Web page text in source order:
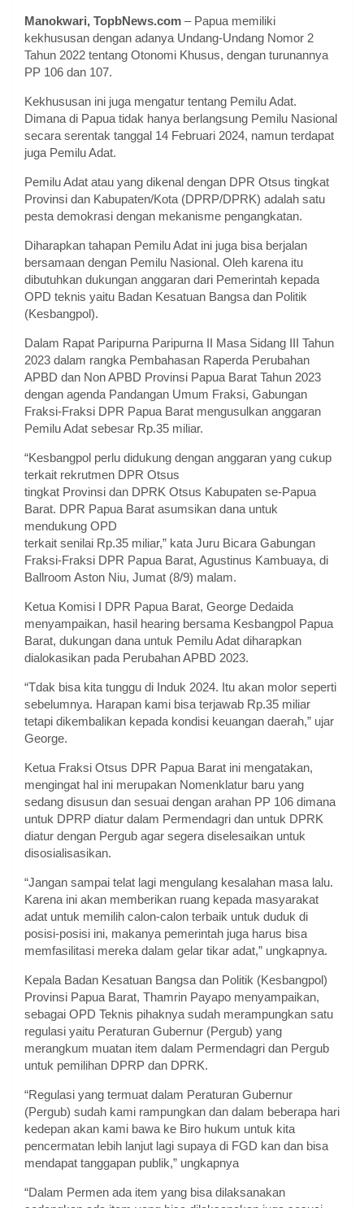
Manokwari, TopbNews.com – Papua memiliki
kekhususan dengan adanya Undang-Undang Nomor 2
Tahun 2022 tentang Otonomi Khusus, dengan turunannya
PP 106 dan 107.
Kekhususan ini juga mengatur tentang Pemilu Adat.
Dimana di Papua tidak hanya berlangsung Pemilu Nasional
secara serentak tanggal 14 Februari 2024, namun terdapat
juga Pemilu Adat.
Pemilu Adat atau yang dikenal dengan DPR Otsus tingkat
Provinsi dan Kabupaten/Kota (DPRP/DPRK) adalah satu
pesta demokrasi dengan mekanisme pengangkatan.
Diharapkan tahapan Pemilu Adat ini juga bisa berjalan
bersamaan dengan Pemilu Nasional. Oleh karena itu
dibutuhkan dukungan anggaran dari Pemerintah kepada
OPD teknis yaitu Badan Kesatuan Bangsa dan Politik
(Kesbangpol).
Dalam Rapat Paripurna Paripurna II Masa Sidang III Tahun
2023 dalam rangka Pembahasan Raperda Perubahan
APBD dan Non APBD Provinsi Papua Barat Tahun 2023
dengan agenda Pandangan Umum Fraksi, Gabungan
Fraksi-Fraksi DPR Papua Barat mengusulkan anggaran
Pemilu Adat sebesar Rp.35 miliar.
“Kesbangpol perlu didukung dengan anggaran yang cukup
terkait rekrutmen DPR Otsus
tingkat Provinsi dan DPRK Otsus Kabupaten se-Papua
Barat. DPR Papua Barat asumsikan dana untuk
mendukung OPD
terkait senilai Rp.35 miliar,” kata Juru Bicara Gabungan
Fraksi-Fraksi DPR Papua Barat, Agustinus Kambuaya, di
Ballroom Aston Niu, Jumat (8/9) malam.
Ketua Komisi I DPR Papua Barat, George Dedaida
menyampaikan, hasil hearing bersama Kesbangpol Papua
Barat, dukungan dana untuk Pemilu Adat diharapkan
dialokasikan pada Perubahan APBD 2023.
“Tdak bisa kita tunggu di Induk 2024. Itu akan molor seperti
sebelumnya. Harapan kami bisa terjawab Rp.35 miliar
tetapi dikembalikan kepada kondisi keuangan daerah,” ujar
George.
Ketua Fraksi Otsus DPR Papua Barat ini mengatakan,
mengingat hal ini merupakan Nomenklatur baru yang
sedang disusun dan sesuai dengan arahan PP 106 dimana
untuk DPRP diatur dalam Permendagri dan untuk DPRK
diatur dengan Pergub agar segera diselesaikan untuk
disosialisasikan.
“Jangan sampai telat lagi mengulang kesalahan masa lalu.
Karena ini akan memberikan ruang kepada masyarakat
adat untuk memilih calon-calon terbaik untuk duduk di
posisi-posisi ini, makanya pemerintah juga harus bisa
memfasilitasi mereka dalam gelar tikar adat,” ungkapnya.
Kepala Badan Kesatuan Bangsa dan Politik (Kesbangpol)
Provinsi Papua Barat, Thamrin Payapo menyampaikan,
sebagai OPD Teknis pihaknya sudah merampungkan satu
regulasi yaitu Peraturan Gubernur (Pergub) yang
merangkum muatan item dalam Permendagri dan Pergub
untuk pemilihan DPRP dan DPRK.
“Regulasi yang termuat dalam Peraturan Gubernur
(Pergub) sudah kami rampungkan dan dalam beberapa hari
kedepan akan kami bawa ke Biro hukum untuk kita
pencermatan lebih lanjut lagi supaya di FGD kan dan bisa
mendapat tanggapan publik,” ungkapnya
“Dalam Permen ada item yang bisa dilaksanakan